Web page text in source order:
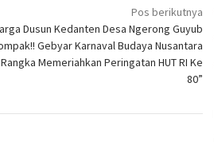
Pos berikutnya
Dusun Kedanten Desa Ngerong Guyub
Gebyar Karnaval Budaya Nusantara
Memeriahkan Peringatan HUT RI Ke
80”